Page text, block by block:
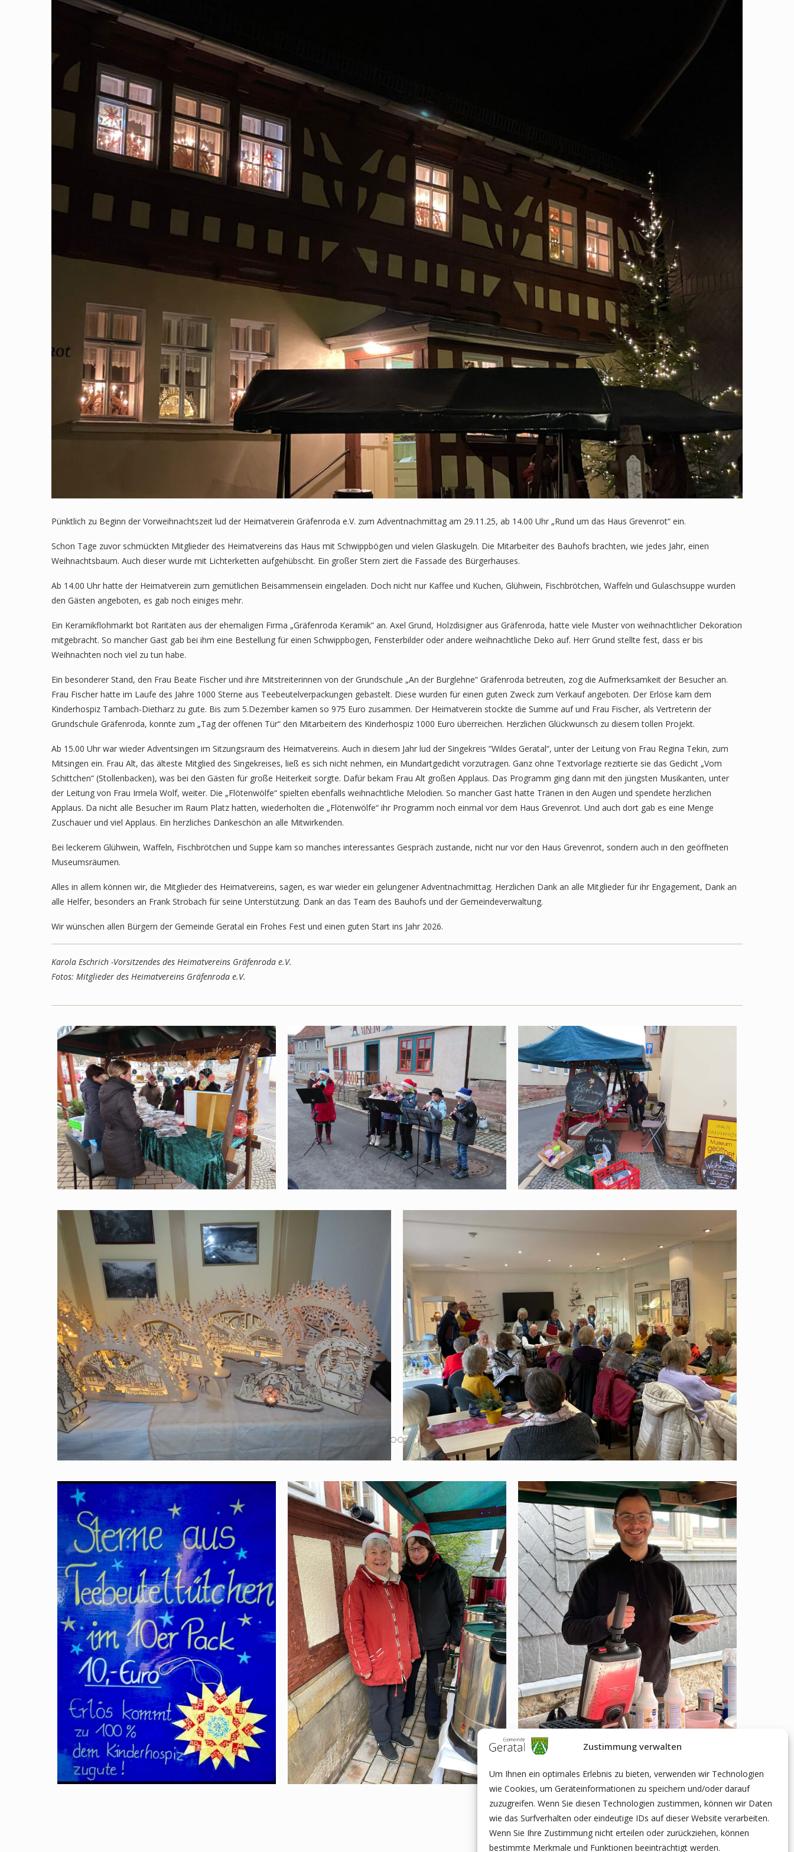
Zustimmung verwalten
Um Ihnen ein optimales Erlebnis zu bieten, verwenden wir Technologien
wie Cookies, um Geräteinformationen zu speichern und/oder darauf
zuzugreifen. Wenn Sie diesen Technologien zustimmen, können wir Daten
wie das Surfverhalten oder eindeutige IDs auf dieser Website verarbeiten.
Wenn Sie Ihre Zustimmung nicht erteilen oder zurückziehen, können
bestimmte Merkmale und Funktionen beeinträchtigt werden.
Pünktlich zu Beginn der Vorweihnachtszeit lud der Heimatverein Gräfenroda e.V. zum Adventnachmittag am 29.11.25, ab 14.00 Uhr „Rund um das Haus Grevenrot“ ein.
Schon Tage zuvor schmückten Mitglieder des Heimatvereins das Haus mit Schwippbögen und vielen Glaskugeln. Die Mitarbeiter des Bauhofs brachten, wie jedes Jahr, einen
Weihnachtsbaum. Auch dieser wurde mit Lichterketten aufgehübscht. Ein großer Stern ziert die Fassade des Bürgerhauses.
Ab 14.00 Uhr hatte der Heimatverein zum gemütlichen Beisammensein eingeladen. Doch nicht nur Kaffee und Kuchen, Glühwein, Fischbrötchen, Waffeln und Gulaschsuppe wurden
den Gästen angeboten, es gab noch einiges mehr.
Ein Keramikflohmarkt bot Raritäten aus der ehemaligen Firma „Gräfenroda Keramik“ an. Axel Grund, Holzdisigner aus Gräfenroda, hatte viele Muster von weihnachtlicher Dekoration
mitgebracht. So mancher Gast gab bei ihm eine Bestellung für einen Schwippbogen, Fensterbilder oder andere weihnachtliche Deko auf. Herr Grund stellte fest, dass er bis
Weihnachten noch viel zu tun habe.
Ein besonderer Stand, den Frau Beate Fischer und ihre Mitstreiterinnen von der Grundschule „An der Burglehne“ Gräfenroda betreuten, zog die Aufmerksamkeit der Besucher an.
Frau Fischer hatte im Laufe des Jahre 1000 Sterne aus Teebeutelverpackungen gebastelt. Diese wurden für einen guten Zweck zum Verkauf angeboten. Der Erlöse kam dem
Kinderhospiz Tambach-Dietharz zu gute. Bis zum 5.Dezember kamen so 975 Euro zusammen. Der Heimatverein stockte die Summe auf und Frau Fischer, als Vertreterin der
Grundschule Gräfenroda, konnte zum „Tag der offenen Tür“ den Mitarbeitern des Kinderhospiz 1000 Euro überreichen. Herzlichen Glückwunsch zu diesem tollen Projekt.
Ab 15.00 Uhr war wieder Adventsingen im Sitzungsraum des Heimatvereins. Auch in diesem Jahr lud der Singekreis “Wildes Geratal“, unter der Leitung von Frau Regina Tekin, zum
Mitsingen ein. Frau Alt, das älteste Mitglied des Singekreises, ließ es sich nicht nehmen, ein Mundartgedicht vorzutragen. Ganz ohne Textvorlage rezitierte sie das Gedicht „Vom
Schittchen“ (Stollenbacken), was bei den Gästen für große Heiterkeit sorgte. Dafür bekam Frau Alt großen Applaus. Das Programm ging dann mit den jüngsten Musikanten, unter
der Leitung von Frau Irmela Wolf, weiter. Die „Flötenwölfe“ spielten ebenfalls weihnachtliche Melodien. So mancher Gast hatte Tränen in den Augen und spendete herzlichen
Applaus. Da nicht alle Besucher im Raum Platz hatten, wiederholten die „Flötenwölfe“ ihr Programm noch einmal vor dem Haus Grevenrot. Und auch dort gab es eine Menge
Zuschauer und viel Applaus. Ein herzliches Dankeschön an alle Mitwirkenden.
Bei leckerem Glühwein, Waffeln, Fischbrötchen und Suppe kam so manches interessantes Gespräch zustande, nicht nur vor den Haus Grevenrot, sondern auch in den geöffneten
Museumsräumen.
Alles in allem können wir, die Mitglieder des Heimatvereins, sagen, es war wieder ein gelungener Adventnachmittag. Herzlichen Dank an alle Mitglieder für ihr Engagement, Dank an
alle Helfer, besonders an Frank Strobach für seine Unterstützung. Dank an das Team des Bauhofs und der Gemeindeverwaltung.
Wir wünschen allen Bürgern der Gemeinde Geratal ein Frohes Fest und einen guten Start ins Jahr 2026.
Karola Eschrich -Vorsitzendes des Heimatvereins Gräfenroda e.V.
Fotos: Mitglieder des Heimatvereins Gräfenroda e.V.